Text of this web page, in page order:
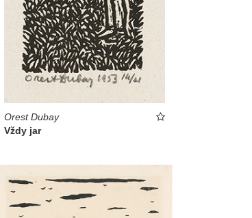
Orest Dubay
Vždy jar